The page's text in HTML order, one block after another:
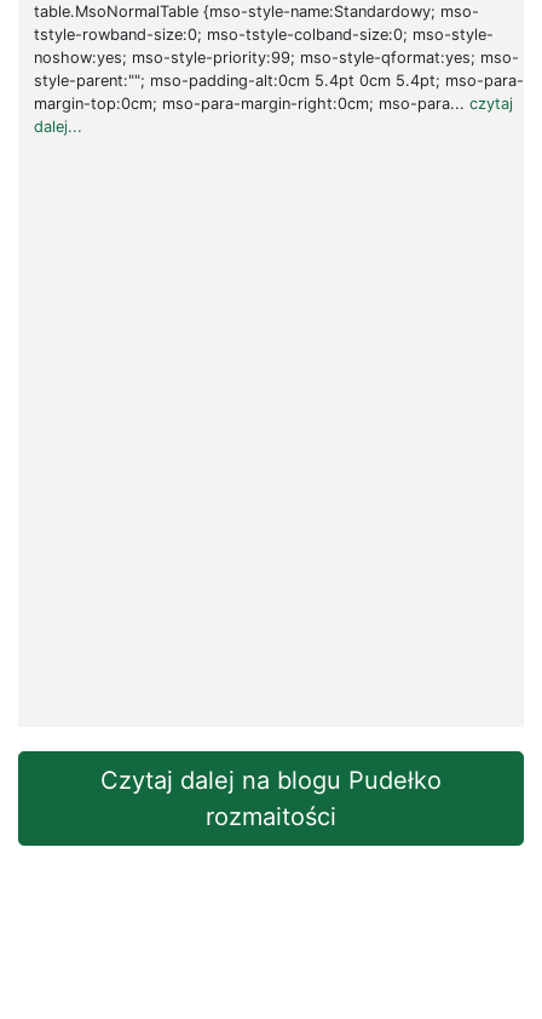
table.MsoNormalTable {mso-style-name:Standardowy; mso-
tstyle-rowband-size:0; mso-tstyle-colband-size:0; mso-style-
noshow:yes; mso-style-priority:99; mso-style-qformat:yes; mso-
style-parent:""; mso-padding-alt:0cm 5.4pt 0cm 5.4pt; mso-para-
margin-top:0cm; mso-para-margin-right:0cm; mso-para... czytaj
dalej...
Czytaj dalej na blogu Pudełko
rozmaitości